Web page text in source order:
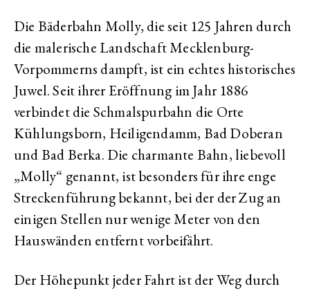
Die Bäderbahn Molly, die seit 125 Jahren durch
die malerische Landschaft Mecklenburg-
Vorpommerns dampft, ist ein echtes historisches
Juwel. Seit ihrer Eröffnung im Jahr 1886
verbindet die Schmalspurbahn die Orte
Kühlungsborn, Heiligendamm, Bad Doberan
und Bad Berka. Die charmante Bahn, liebevoll
„Molly“ genannt, ist besonders für ihre enge
Streckenführung bekannt, bei der der Zug an
einigen Stellen nur wenige Meter von den
Hauswänden entfernt vorbeifährt.
Der Höhepunkt jeder Fahrt ist der Weg durch